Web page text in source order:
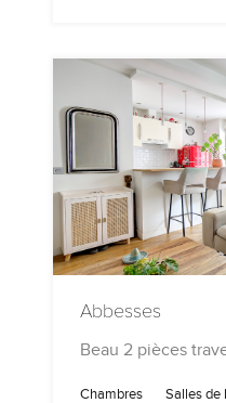
Abbesses
Beau 2 pièces
Chambres Salles de